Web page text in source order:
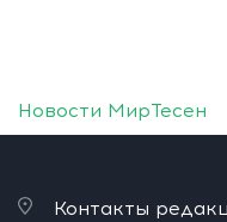
Новости МирТесен
Контакты